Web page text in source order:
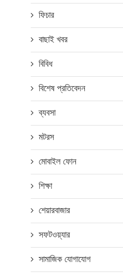
ফিচার
বাছাই খবর
বিবিধ
বিশেষ প্রতিবেদন
ব্যবসা
মটরস
মোবাইল ফোন
শিক্ষা
শেয়ারবাজার
সফটওয়্যার
সামাজিক যোগাযোগ